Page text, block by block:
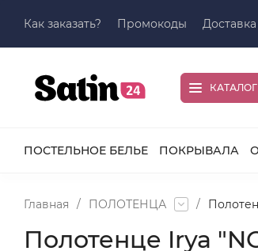
Как заказать? Промокоды Доставка
ПОСТЕЛЬНОЕ БЕЛЬЕ ПОКРЫВАЛА
Главная / ПОЛОТЕНЦА /
Полотенце Irya